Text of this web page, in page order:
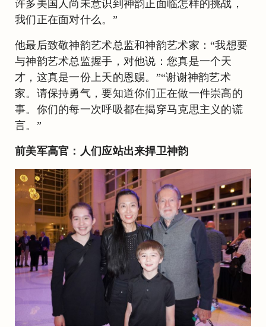
许多美国人尚未意识到神韵正面临怎样的挑战，
我们正在面对什么。”
他最后致敬神韵艺术总监和神韵艺术家：“我想要
与神韵艺术总监握手，对他说：您真是一个天
才，这真是一份上天的恩赐。”“谢谢神韵艺术
家。请保持勇气，要知道你们正在做一件崇高的
事。你们的每一次呼吸都在揭穿马克思主义的谎
言。”
前美军高官：人们应站出来捍卫神韵